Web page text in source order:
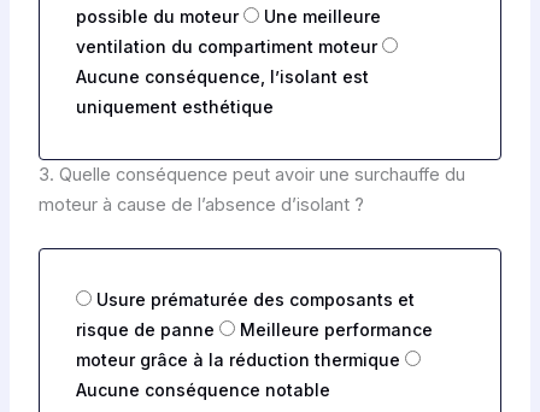
e
e
s
i
o
n
t
i
o
n
é
p
n
e
q
e
s
possible du moteur
Une meilleure
ventilation du compartiment moteur
Aucune conséquence, l’isolant est
uniquement esthétique
3. Quelle conséquence peut avoir une surchauffe du
moteur à cause de l’absence d’isolant ?
O
p
i
o
Usure prématurée des composants et
risque de panne
Meilleure performance
moteur grâce à la réduction thermique
Aucune conséquence notable